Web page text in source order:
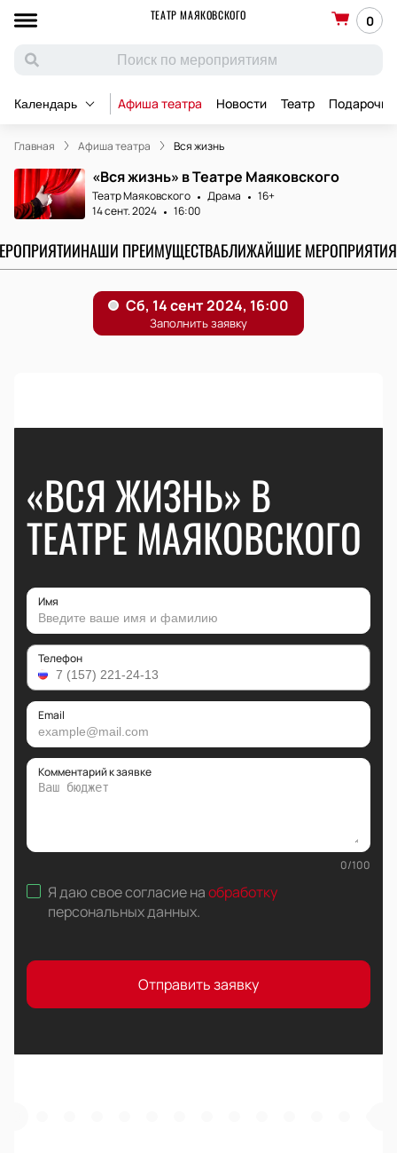
ТЕАТР МАЯКОВСКОГО 0
Календарь Афиша театра Новости Театр
Главная Афиша театра Вся жизнь
«Вся жизнь» в Театре Маяковского
Театр Маяковского Драма
16+
14 сент. 2024
16:00
НАШИ ПРЕИМУЩЕСТВАБЛИЖАЙШИЕ МЕРОПРИЯТИЯ
«ВСЯ ЖИЗНЬ» В
ТЕАТРЕ МАЯКОВСКОГО
Имя
Телефон
Email
Комментарий к заявке
0/100
Я даю свое согласие наобработку
персональных данных.
Отправить заявку